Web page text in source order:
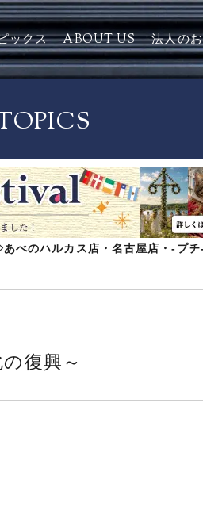
ックス ABOUT US 法人の
のハルカス店・名古屋店・-プチ
復興～